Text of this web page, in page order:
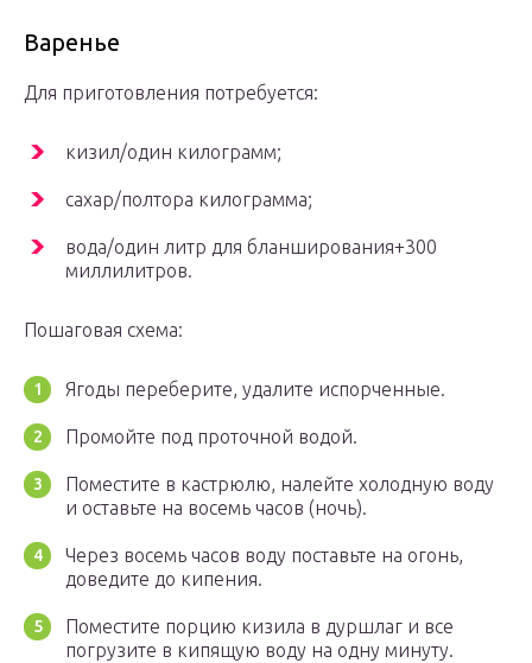
Варенье
Для приготовления потребуется:
кизил/один килограмм;
сахар/полтора килограмма;
вода/один литр для бланширования+300
миллилитров.
Пошаговая схема:
Ягоды переберите, удалите испорченные.
Промойте под проточной водой.
Поместите в кастрюлю, налейте холодную воду
и оставьте на восемь часов (ночь).
Через восемь часов воду поставьте на огонь,
доведите до кипения.
Поместите порцию кизила в дуршлаг и все
погрузите в кипящую воду на одну минуту.